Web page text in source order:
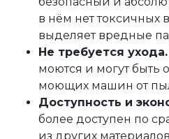
в нём нет токсичных
выделяет вредные
Не требуется ухода.
моются и могут
моющих машин от
Доступность и
более доступен по
из других